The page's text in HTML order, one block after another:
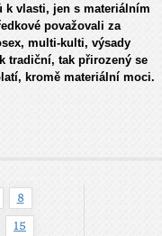
k vlasti, jen s materiálním
považovali za
multi-kulti, výsady
tradiční, tak přirozený se
kromě materiální moci.
8
15